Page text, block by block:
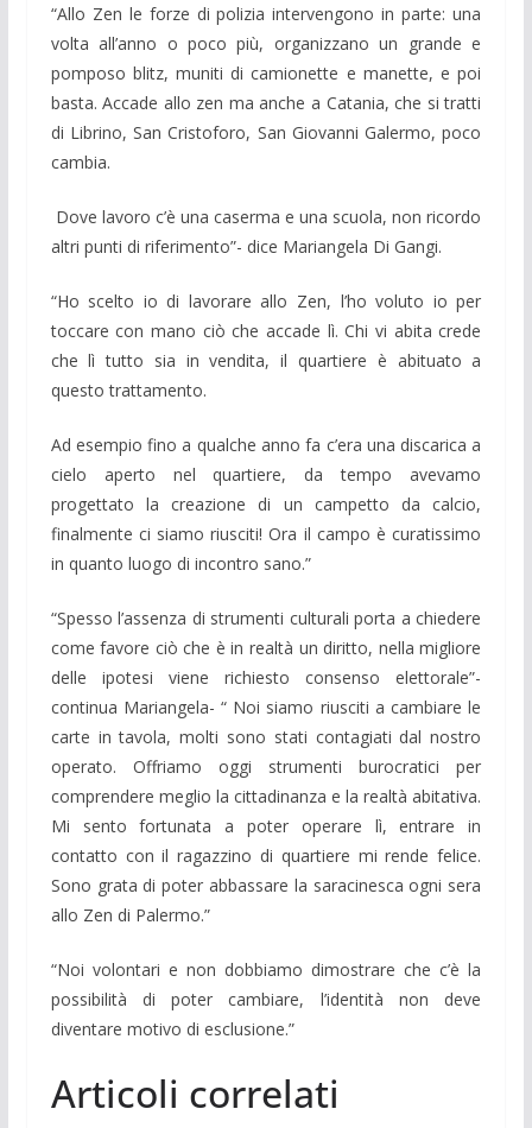
“Allo Zen le forze di polizia intervengono in parte: una
volta all’anno o poco più, organizzano un grande e
pomposo blitz, muniti di camionette e manette, e poi
basta. Accade allo zen ma anche a Catania, che si tratti
di Librino, San Cristoforo, San Giovanni Galermo, poco
cambia.
Dove lavoro c’è una caserma e una scuola, non ricordo
altri punti di riferimento”- dice Mariangela Di Gangi.
“Ho scelto io di lavorare allo Zen, l’ho voluto io per
toccare con mano ciò che accade lì. Chi vi abita crede
che lì tutto sia in vendita, il quartiere è abituato a
questo trattamento.
Ad esempio fino a qualche anno fa c’era una discarica a
cielo aperto nel quartiere, da tempo avevamo
progettato la creazione di un campetto da calcio,
finalmente ci siamo riusciti! Ora il campo è curatissimo
in quanto luogo di incontro sano.”
“Spesso l’assenza di strumenti culturali porta a chiedere
come favore ciò che è in realtà un diritto, nella migliore
delle ipotesi viene richiesto consenso elettorale”-
continua Mariangela- “ Noi siamo riusciti a cambiare le
carte in tavola, molti sono stati contagiati dal nostro
operato. Offriamo oggi strumenti burocratici per
comprendere meglio la cittadinanza e la realtà abitativa.
Mi sento fortunata a poter operare lì, entrare in
contatto con il ragazzino di quartiere mi rende felice.
Sono grata di poter abbassare la saracinesca ogni sera
allo Zen di Palermo.”
“Noi volontari e non dobbiamo dimostrare che c’è la
possibilità di poter cambiare, l’identità non deve
diventare motivo di esclusione.”
Articoli correlati